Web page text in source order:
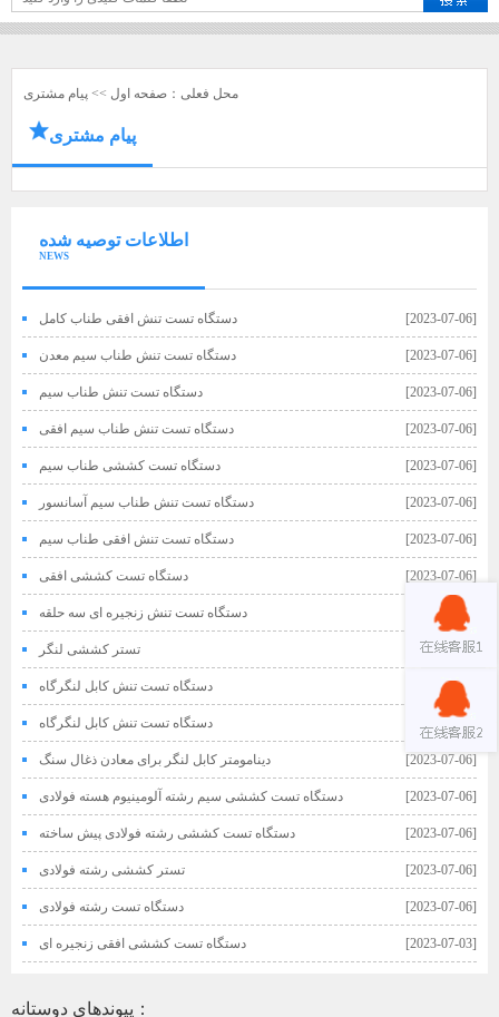
محل فعلی： صفحه اول >> پیام مشتری
پیام مشتری
اطلاعات توصیه شده
NEWS
[2023-07-06] دستگاه تست تنش افقی طناب کامل
[2023-07-06] دستگاه تست تنش طناب سیم معدن
[2023-07-06] دستگاه تست تنش طناب سیم
[2023-07-06] دستگاه تست تنش طناب سیم افقی
[2023-07-06] دستگاه تست کششی طناب سیم
[2023-07-06] دستگاه تست تنش طناب سیم آسانسور
[2023-07-06] دستگاه تست تنش افقی طناب سیم
[2023-07-06] دستگاه تست کششی افقی
[2023-07-06] دستگاه تست تنش زنجیره ای سه حلقه
[2023-07-06] تستر کششی لنگر
[2023-07-06] دستگاه تست تنش کابل لنگرگاه
[2023-07-06] دستگاه تست تنش کابل لنگرگاه
[2023-07-06] دینامومتر کابل لنگر برای معادن ذغال سنگ
[2023-07-06] دستگاه تست کششی سیم رشته آلومینیوم هسته فولادی
[2023-07-06] دستگاه تست کششی رشته فولادی پیش ساخته
[2023-07-06] تستر کششی رشته فولادی
[2023-07-06] دستگاه تست رشته فولادی
[2023-07-03] دستگاه تست کششی افقی زنجیره ای
پیوندهای دوستانه：